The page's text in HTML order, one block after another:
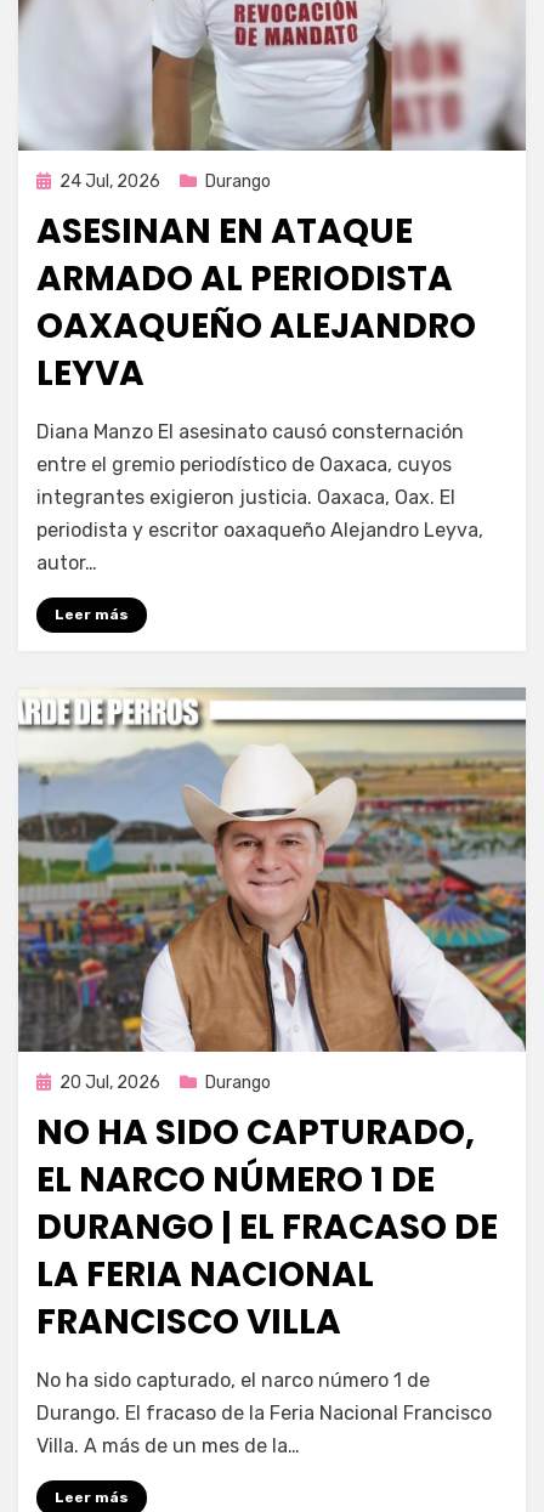
Publicada
24 Jul, 2026 Durango
ASESINAN EN ATAQUE
ARMADO AL PERIODISTA
OAXAQUEÑO ALEJANDRO
LEYVA
Fernando Miranda Servín
Diana Manzo El asesinato causó consternación
entre el gremio periodístico de Oaxaca, cuyos
integrantes exigieron justicia. Oaxaca, Oax. El
periodista y escritor oaxaqueño Alejandro Leyva,
autor…
Leer más
Publicada
20 Jul, 2026 Durango
NO HA SIDO CAPTURADO,
EL NARCO NÚMERO 1 DE
DURANGO | EL FRACASO DE
LA FERIA NACIONAL
FRANCISCO VILLA
por Fernando Miranda Servín
No ha sido capturado, el narco número 1 de
Durango. El fracaso de la Feria Nacional Francisco
Villa. A más de un mes de la…
Leer más